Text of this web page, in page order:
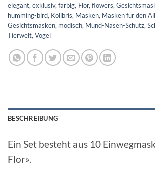
elegant, exklusiv, farbig, Flor, flowers,
humming-bird, Kolibris, Masken, Masken für den
Gesichtsmasken, modisch, Mund-Nasen-Schutz,
Tierwelt, Vogel
BESCHREIBUNG
Ein Set besteht aus 10
Flor».